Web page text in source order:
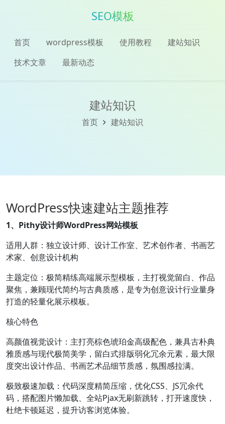
SEO模板
首页 wordpress模板 使用教程
建站知识
技术文章
最新动态
建站知识
首页 建站知识
WordPress快速建站主题推荐
1、Pithy设计师WordPress网站模板
适用人群：独立设计师、设计工作室、艺术创作者、书画艺
术家、创意设计机构
主题定位：极简精练高端展示型模板，主打视觉留白、作品
聚焦，兼顾现代简约与古典质感，是专为创意设计行业量身
打造的轻量化展示模板。
核心特色
高颜值视觉设计：主打亮棕色琥珀金高级配色，兼具古朴典
雅质感与现代极简美学，留白式排版弱化冗余元素，最大限
度突出设计作品、书画艺术品细节质感，氛围感拉满。
极致极速加载：代码深度精简压缩，优化CSS、JS冗余代
码，搭配图片懒加载、全站Pjax无刷新跳转，打开速度快，
杜绝卡顿延迟，提升访客浏览体验。